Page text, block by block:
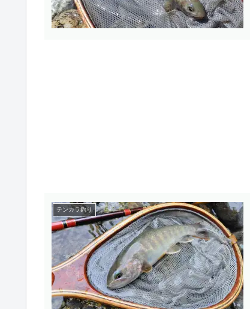
テンカラ釣り